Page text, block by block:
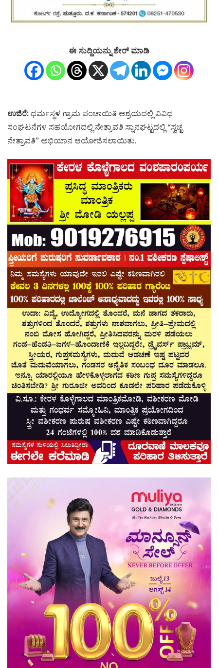
ಈ ಸುದ್ದಿಯನ್ನು ಶೇರ್ ಮಾಡಿ
ಉಜಿರೆ:ಧರ್ಮಸ್ಥಳ ಗ್ರಾಮ ಪಂಚಾಯಿತಿ ಆಶ್ರಯದಲ್ಲಿ ವಿವಿಧ
ಸಂಘಟನೆಗಳ ಸಹಯೋಗದಲ್ಲಿ ನೇತ್ರಾವತಿ ಸ್ನಾನಘಟ್ಟದಲ್ಲಿ “ಸ್ವಚ್ಛ
ನೇತ್ರಾವತಿ” ಅಭಿಯಾನ ಆಯೋಜಿಸಲಾಯಿತು.